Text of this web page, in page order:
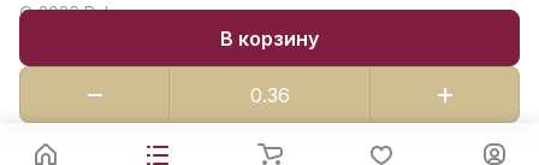
В корзину
© 2026 Palazzo: керамогранит, сантехника, строительные